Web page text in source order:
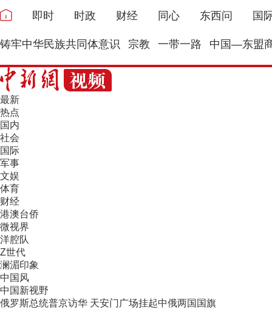
即时 时政 财经 同心 东西问 国
铸牢中华民族共同体意识 宗教 一带一路 中国—东盟
最新
热点
国内
社会
国际
军事
文娱
体育
财经
港澳台侨
微视界
洋腔队
Z世代
澜湄印象
中国风
中国新视野
俄罗斯总统普京访华 天安门广场挂起中俄两国国旗